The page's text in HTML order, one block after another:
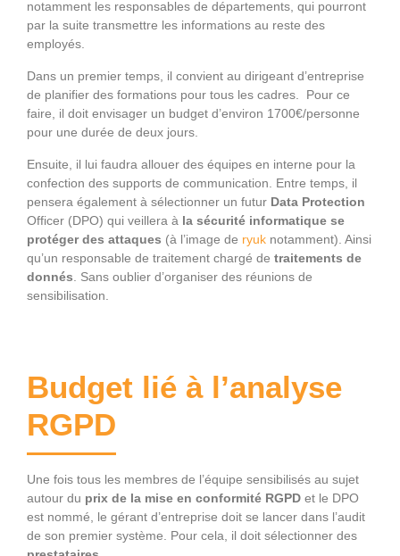
notamment les responsables de départements, qui pourront
par la suite transmettre les informations au reste des
employés.
Dans un premier temps, il convient au dirigeant d’entreprise
de planifier des formations pour tous les cadres. Pour ce
faire, il doit envisager un budget d’environ 1700€/personne
pour une durée de deux jours.
Ensuite, il lui faudra allouer des équipes en interne pour la
confection des supports de communication. Entre temps, il
pensera également à sélectionner un futur Data Protection
Officer (DPO) qui veillera à la sécurité informatique se
protéger des attaques (à l’image de ryuk notamment). Ainsi
qu’un responsable de traitement chargé de traitements de
donnés . Sans oublier d’organiser des réunions de
sensibilisation.
Budget lié à l’analyse
RGPD
Une fois tous les membres de l’équipe sensibilisés au sujet
autour du prix de la mise en conformité RGPD et le DPO
est nommé, le gérant d’entreprise doit se lancer dans l’audit
de son premier système. Pour cela, il doit sélectionner des